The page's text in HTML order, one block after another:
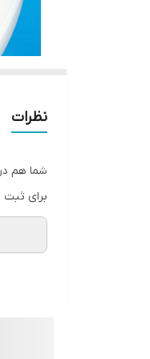
نظرات
شما هم
برای ثبت